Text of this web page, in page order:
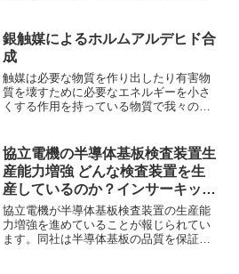
ています。ABS樹脂の特徴や帯電性向上
の方法を知ることができます。
銀触媒によるホルムアルデヒド合
成
触媒は必要な物質を作り出したり有害物
質を壊すために必要なエネルギーを小さ
くする作用を持っている物質で我々の生
を銀触媒上で酸化・脱水素する工業プロ
セスです。なぜ銀触媒が適しているのか
や適切な吸着力を持つ理由を知ることが
できます。
協立電機の半導体基板検査装置生
産能力増強 どんな検査装置を生
産しているのか？インサーキット
テスターの特徴は？
協立電機が半導体基板検査装置の生産能
力増強を進めていることが報じられてい
ます。同社は半導体基板の品質を保証す